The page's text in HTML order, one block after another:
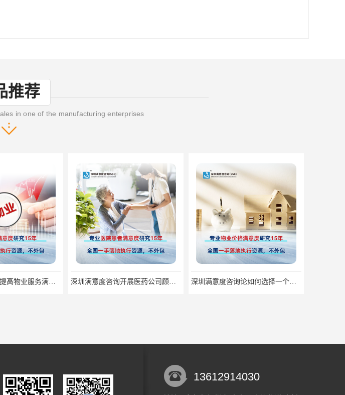
推荐
in one of the manufacturing enterprises
深圳满意度咨询提高物业服务满意度调查方案 深圳满意度咨询开展医药公司顾客满意度调查 深圳满意度咨询论如何选择一个好的物业满意度公司
13612914030